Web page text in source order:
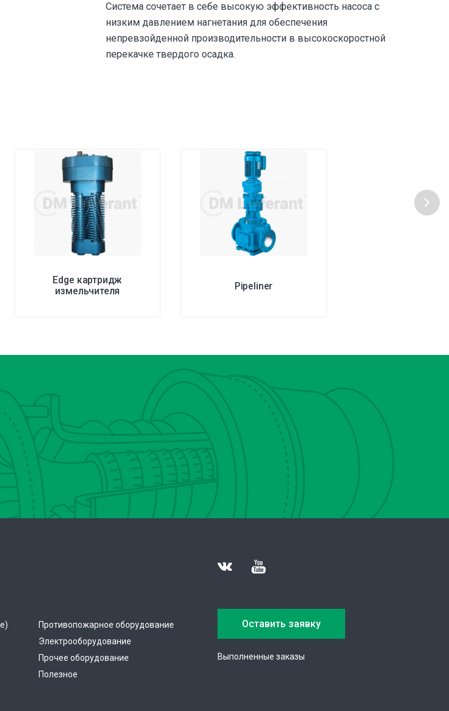
Cистема сочетает в себе высокую эффективность насоса с
низким давлением нагнетания для обеспечения
непревзойденной производительности в высокоскоростной
перекачке твердого осадка.
Edge картридж
измельчителя Pipeliner
Противопожарное оборудование
Электрооборудование
Прочее оборудование
Полезное
Оставить заявку
Выполненные заказы